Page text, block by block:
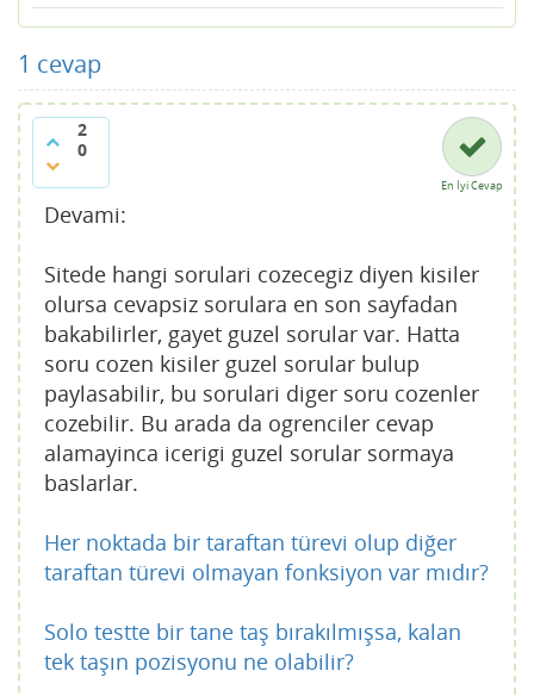
1 cevap
2
0
En İyi Cevap
Devami:
Sitede hangi sorulari cozecegiz diyen kisiler
olursa cevapsiz sorulara en son sayfadan
bakabilirler, gayet guzel sorular var. Hatta
soru cozen kisiler guzel sorular bulup
paylasabilir, bu sorulari diger soru cozenler
cozebilir. Bu arada da ogrenciler cevap
alamayinca icerigi guzel sorular sormaya
baslarlar.
Her noktada bir taraftan türevi olup diğer
taraftan türevi olmayan fonksiyon var mıdır?
Solo testte bir tane taş bırakılmışsa, kalan
tek taşın pozisyonu ne olabilir?